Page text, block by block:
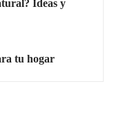
Ideas y
tu hogar